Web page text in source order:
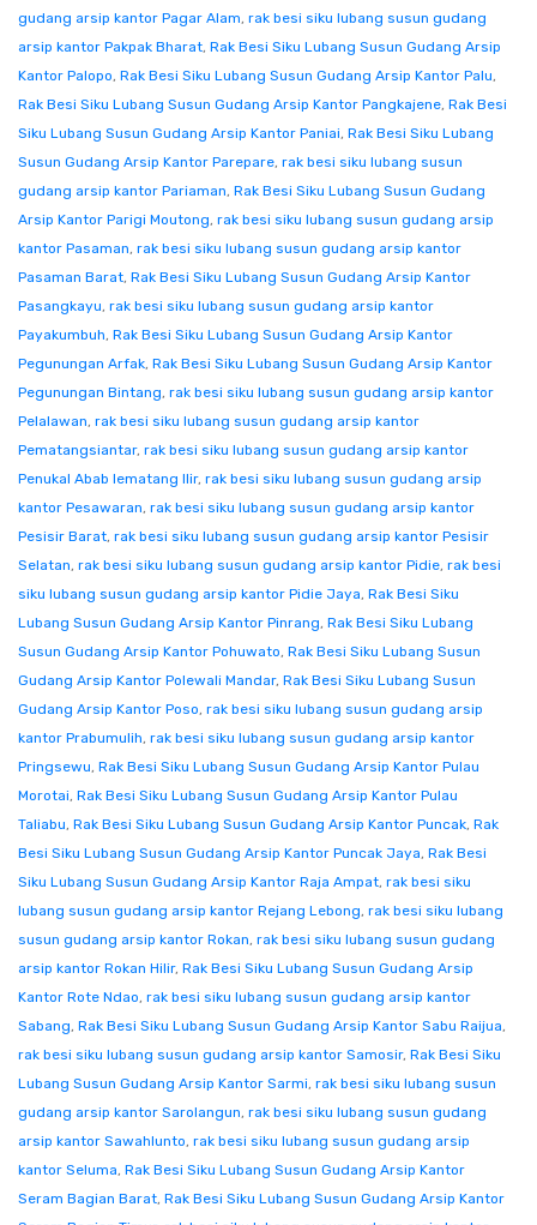
gudang arsip kantor Pagar Alam, rak besi siku lubang susun gudang
arsip kantor Pakpak Bharat, Rak Besi Siku Lubang Susun Gudang Arsip
Kantor Palopo, Rak Besi Siku Lubang Susun Gudang Arsip Kantor Palu,
Rak Besi Siku Lubang Susun Gudang Arsip Kantor Pangkajene, Rak Besi
Siku Lubang Susun Gudang Arsip Kantor Paniai, Rak Besi Siku Lubang
Susun Gudang Arsip Kantor Parepare, rak besi siku lubang susun
gudang arsip kantor Pariaman, Rak Besi Siku Lubang Susun Gudang
Arsip Kantor Parigi Moutong, rak besi siku lubang susun gudang arsip
kantor Pasaman, rak besi siku lubang susun gudang arsip kantor
Pasaman Barat, Rak Besi Siku Lubang Susun Gudang Arsip Kantor
Pasangkayu, rak besi siku lubang susun gudang arsip kantor
Payakumbuh, Rak Besi Siku Lubang Susun Gudang Arsip Kantor
Pegunungan Arfak, Rak Besi Siku Lubang Susun Gudang Arsip Kantor
Pegunungan Bintang, rak besi siku lubang susun gudang arsip kantor
Pelalawan, rak besi siku lubang susun gudang arsip kantor
Pematangsiantar, rak besi siku lubang susun gudang arsip kantor
Penukal Abab lematang Ilir, rak besi siku lubang susun gudang arsip
kantor Pesawaran, rak besi siku lubang susun gudang arsip kantor
Pesisir Barat, rak besi siku lubang susun gudang arsip kantor Pesisir
Selatan, rak besi siku lubang susun gudang arsip kantor Pidie, rak besi
siku lubang susun gudang arsip kantor Pidie Jaya, Rak Besi Siku
Lubang Susun Gudang Arsip Kantor Pinrang, Rak Besi Siku Lubang
Susun Gudang Arsip Kantor Pohuwato, Rak Besi Siku Lubang Susun
Gudang Arsip Kantor Polewali Mandar, Rak Besi Siku Lubang Susun
Gudang Arsip Kantor Poso, rak besi siku lubang susun gudang arsip
kantor Prabumulih, rak besi siku lubang susun gudang arsip kantor
Pringsewu, Rak Besi Siku Lubang Susun Gudang Arsip Kantor Pulau
Morotai, Rak Besi Siku Lubang Susun Gudang Arsip Kantor Pulau
Taliabu, Rak Besi Siku Lubang Susun Gudang Arsip Kantor Puncak, Rak
Besi Siku Lubang Susun Gudang Arsip Kantor Puncak Jaya, Rak Besi
Siku Lubang Susun Gudang Arsip Kantor Raja Ampat, rak besi siku
lubang susun gudang arsip kantor Rejang Lebong, rak besi siku lubang
susun gudang arsip kantor Rokan, rak besi siku lubang susun gudang
arsip kantor Rokan Hilir, Rak Besi Siku Lubang Susun Gudang Arsip
Kantor Rote Ndao, rak besi siku lubang susun gudang arsip kantor
Sabang, Rak Besi Siku Lubang Susun Gudang Arsip Kantor Sabu Raijua,
rak besi siku lubang susun gudang arsip kantor Samosir, Rak Besi Siku
Lubang Susun Gudang Arsip Kantor Sarmi, rak besi siku lubang susun
gudang arsip kantor Sarolangun, rak besi siku lubang susun gudang
arsip kantor Sawahlunto, rak besi siku lubang susun gudang arsip
kantor Seluma, Rak Besi Siku Lubang Susun Gudang Arsip Kantor
Seram Bagian Barat, Rak Besi Siku Lubang Susun Gudang Arsip Kantor